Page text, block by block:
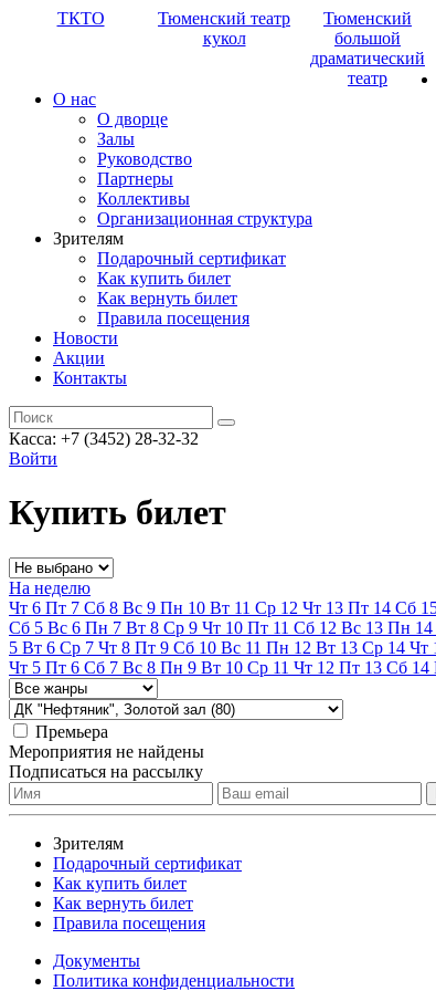
ТКТО
Тюменский театр
кукол
Тюменский
большой
драматический
театр
О нас
О дворце
Залы
Руководство
Партнеры
Коллективы
Организационная структура
Зрителям
Подарочный сертификат
Как купить билет
Как вернуть билет
Правила посещения
Новости
Акции
Контакты
Касса: +7 (3452) 28-32-32
Войти
Купить билет
На неделю
Чт 6 Пт 7 Сб 8 Вс 9 Пн 10 Вт 11 Ср 12 Чт 13 Пт 14 Сб
Сб 5 Вс 6 Пн 7 Вт 8 Ср 9 Чт 10 Пт 11 Сб 12 Вс 13 Пн 14
5 Вт 6 Ср 7 Чт 8 Пт 9 Сб 10 Вс 11 Пн 12 Вт 13 Ср 14 Чт
Чт 5 Пт 6 Сб 7 Вс 8 Пн 9 Вт 10 Ср 11 Чт 12 Пт 13 Сб 14
Премьера
Мероприятия не найдены
Подписаться на рассылку
Зрителям
Подарочный сертификат
Как купить билет
Как вернуть билет
Правила посещения
Документы
Политика конфиденциальности